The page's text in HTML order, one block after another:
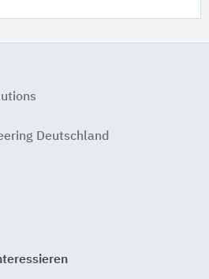
Deutschland